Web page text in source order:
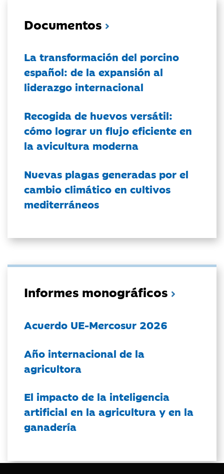
Documentos
La transformación del porcino
español: de la expansión al
liderazgo internacional
Recogida de huevos versátil:
cómo lograr un flujo eficiente en
la avicultura moderna
Nuevas plagas generadas por el
cambio climático en cultivos
mediterráneos
Informes monográficos
Acuerdo UE-Mercosur 2026
Año internacional de la
agricultora
El impacto de la inteligencia
artificial en la agricultura y en la
ganadería